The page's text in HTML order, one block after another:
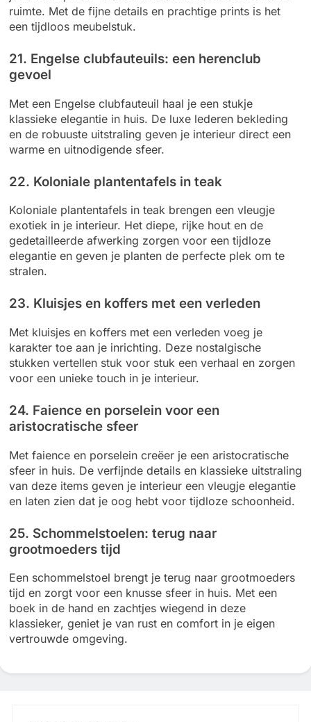
ruimte. Met de fijne details en prachtige prints is het
een tijdloos meubelstuk.
21. Engelse clubfauteuils: een herenclub
gevoel
Met een Engelse clubfauteuil haal je een stukje
klassieke elegantie in huis. De luxe lederen bekleding
en de robuuste uitstraling geven je interieur direct een
warme en uitnodigende sfeer.
22. Koloniale plantentafels in teak
Koloniale plantentafels in teak brengen een vleugje
exotiek in je interieur. Het diepe, rijke hout en de
gedetailleerde afwerking zorgen voor een tijdloze
elegantie en geven je planten de perfecte plek om te
stralen.
23. Kluisjes en koffers met een verleden
Met kluisjes en koffers met een verleden voeg je
karakter toe aan je inrichting. Deze nostalgische
stukken vertellen stuk voor stuk een verhaal en zorgen
voor een unieke touch in je interieur.
24. Faience en porselein voor een
aristocratische sfeer
Met faience en porselein creëer je een aristocratische
sfeer in huis. De verfijnde details en klassieke uitstraling
van deze items geven je interieur een vleugje elegantie
en laten zien dat je oog hebt voor tijdloze schoonheid.
25. Schommelstoelen: terug naar
grootmoeders tijd
Een schommelstoel brengt je terug naar grootmoeders
tijd en zorgt voor een knusse sfeer in huis. Met een
boek in de hand en zachtjes wiegend in deze
klassieker, geniet je van rust en comfort in je eigen
vertrouwde omgeving.